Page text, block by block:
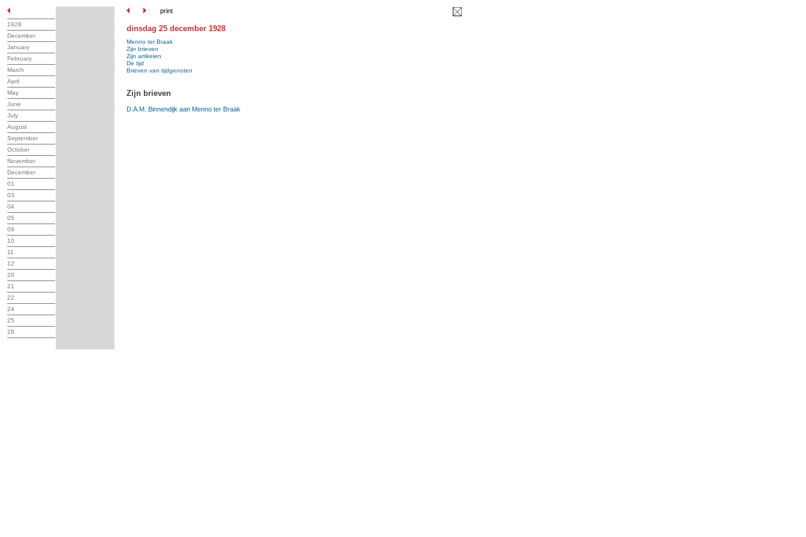
print
1928
December
January
February
March
April
May
June
July
August
September
October
November
December
01
03
04
05
09
10
11
12
20
21
22
24
25
28
dinsdag 25 december 1928
Menno ter Braak
Zijn brieven
Zijn artikelen
De tijd
Brieven van tijdgenoten
Zijn brieven
D.A.M. Binnendijk aan Menno ter Braak